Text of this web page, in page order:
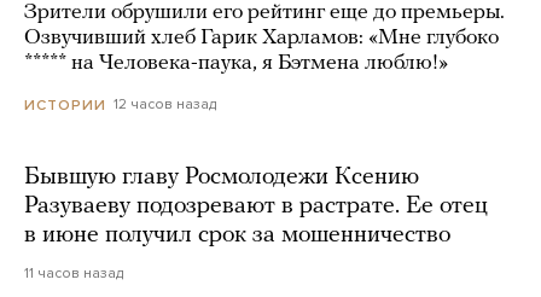
Зрители обрушили его рейтинг еще до премьеры.
Озвучивший хлеб Гарик Харламов: «Мне глубоко
***** на Человека-паука, я Бэтмена люблю!»
ИСТОРИИ 12 часов назад
Бывшую главу Росмолодежи Ксению
Разуваеву подозревают в растрате. Ее отец
в июне получил срок за мошенничество
11 часов назад